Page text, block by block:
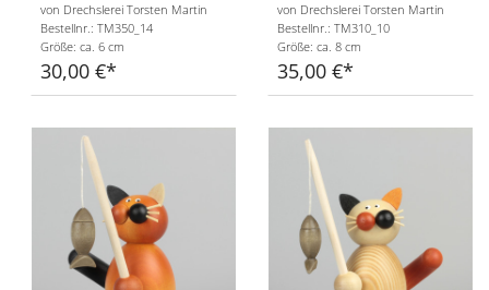
von Drechslerei Torsten Martin
Bestellnr.: TM350_14
Größe: ca. 6 cm
30,00 €
von Drechslerei Torsten Martin
Bestellnr.: TM310_10
Größe: ca. 8 cm
35,00 €